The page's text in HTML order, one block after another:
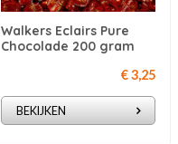
Walkers Eclairs Pure
Chocolade 200 gram
€ 3,25
BEKIJKEN